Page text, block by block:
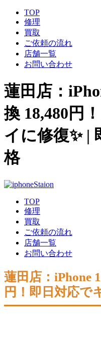
TOP
修理
買取
ご依頼の流れ
店舗一覧
お問い合わせ
蓮田店：
換 18,480円
イに修復✨ |
格
TOP
修理
買取
ご依頼の流れ
店舗一覧
お問い合わせ
蓮田店：iPhone
円！即日対応で